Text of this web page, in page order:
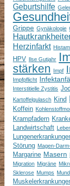
Geburtshilfe
Grippe Gynäkologie
Herzinfarkt
HPV Ilse Gutjahr
stärken
Impf
Impfpflicht
Interstitielle Zystitis Jod
Kartoffelgulasch Kind
Koffein
Krampfadern
Landwirtschaft
Störung Magen-
Margarine Masern
Migration Migräne
Sklerose Mumps